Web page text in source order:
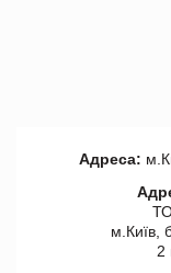
Адреса:
м.Київ,
2